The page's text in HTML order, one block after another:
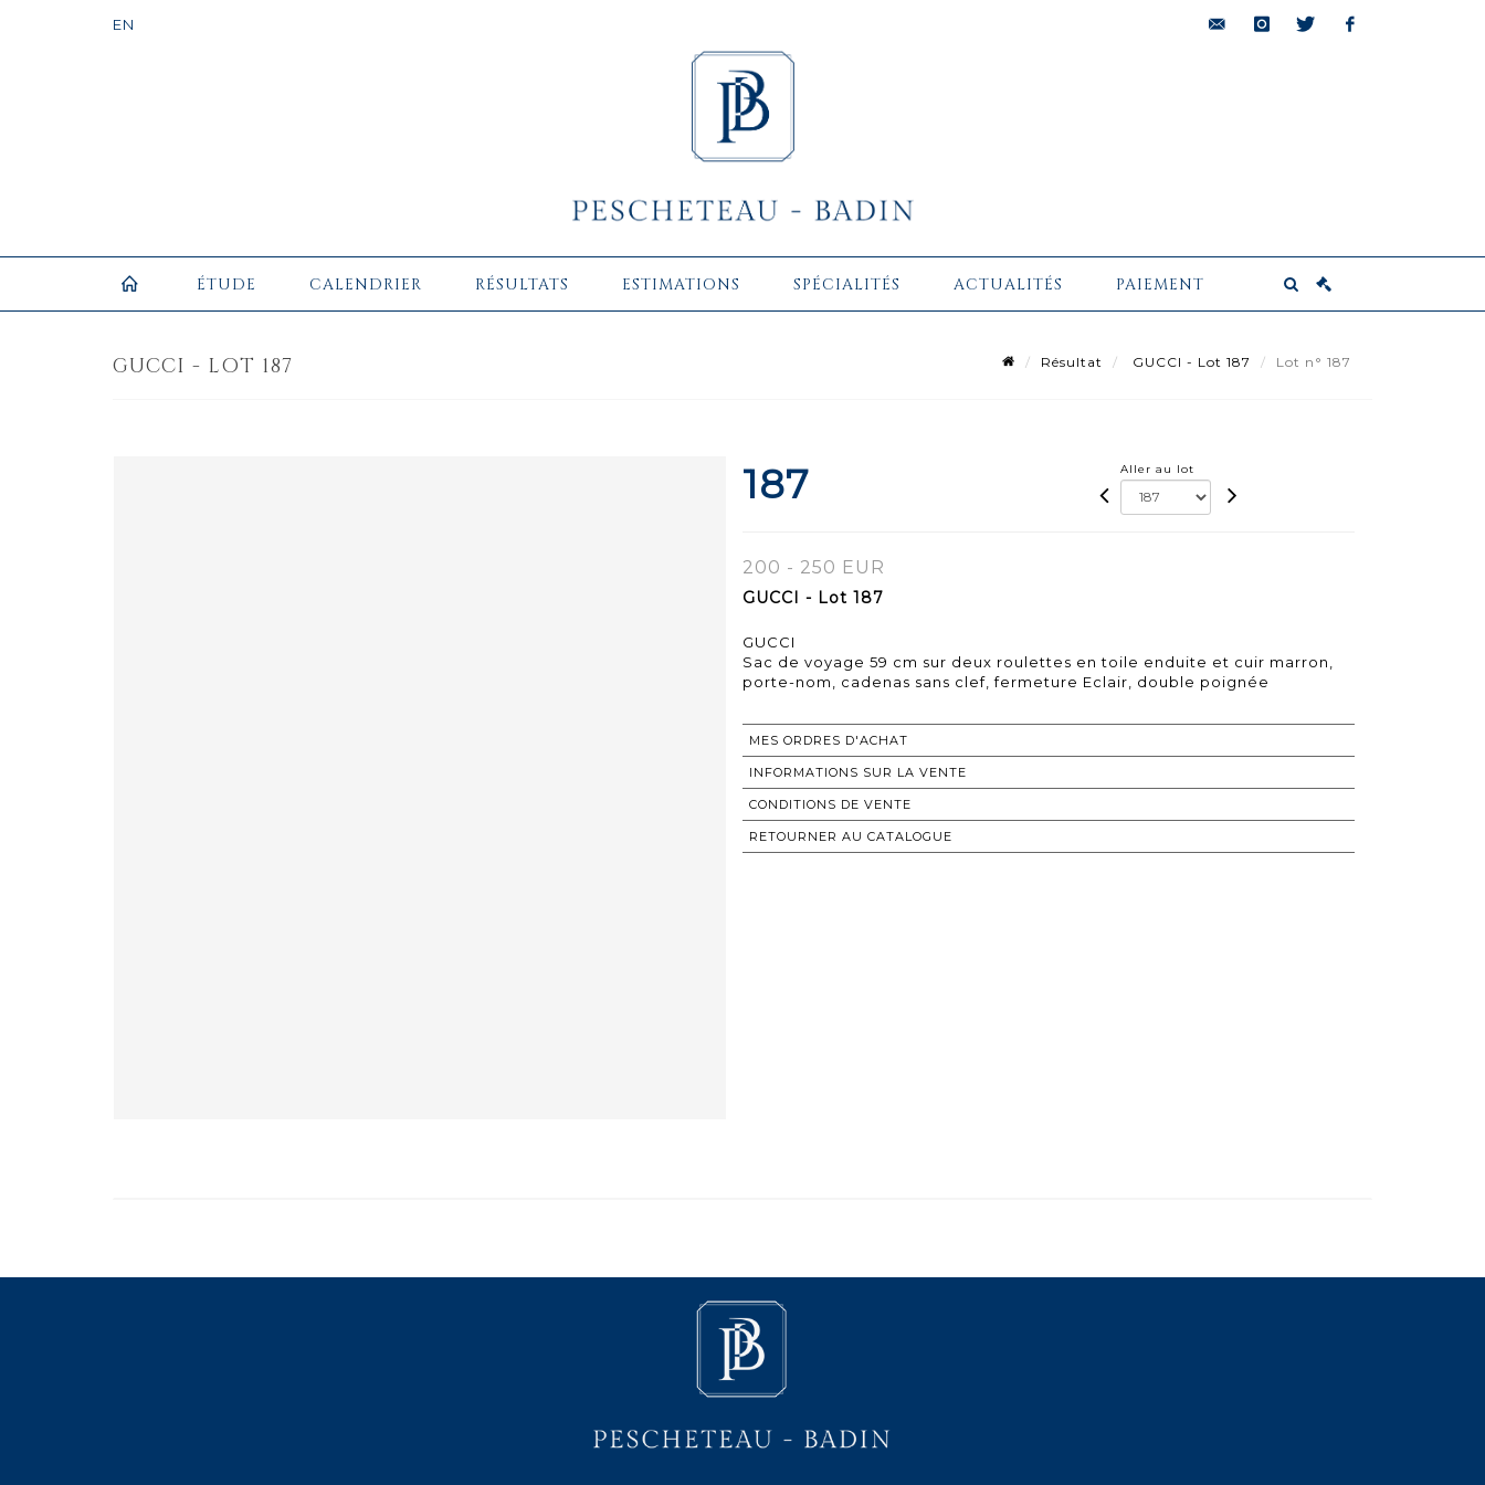
ÉTUDE CALENDRIER RÉSULTATS ESTIMATIONS SPÉCIALITÉS ACTUALITÉS PAIEMENT
GUCCI - LOT 187 Résultat GUCCI - Lot 187 Lot n° 187
187 Aller au lot
200 - 250 EUR
GUCCI - Lot 187
GUCCI
Sac de voyage 59 cm sur deux roulettes en toile enduite et cuir marron,
porte-nom, cadenas sans clef, fermeture Eclair, double poignée
MES ORDRES D'ACHAT
INFORMATIONS SUR LA VENTE
CONDITIONS DE VENTE
RETOURNER AU CATALOGUE